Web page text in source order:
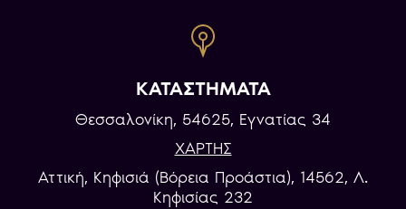
ΚΑΤΑΣΤΗΜΑΤΑ
Θεσσαλονίκη, 54625, Εγνατίας 34
ΧΑΡΤΗΣ
Αττική, Κηφισιά (Βόρεια Προάστια), 14562, Λ.
Κηφισίας 232